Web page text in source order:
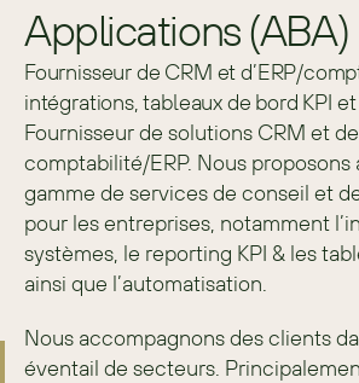
Applications (ABA)
Fournisseur de CRM et d’ERP/
intégrations, tableaux de bord KPI
Fournisseur de solutions CRM et de
comptabilité/ERP. Nous proposons
gamme de services de conseil et
pour les entreprises, notamment
systèmes, le reporting KPI & les
ainsi que l’automatisation.
Nous accompagnons des clients
éventail de secteurs.